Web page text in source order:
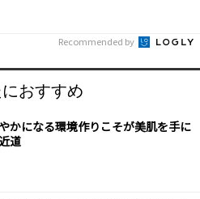
Recommended by
おすすめ
かになる環境作りこそが美肌を手に
道